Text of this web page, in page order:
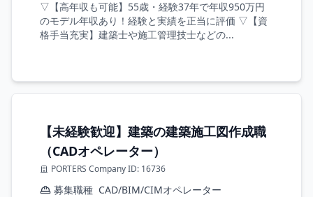
▽【高年収も可能】55歳・経験37年で年収950万円
のモデル年収あり！経験と実績を正当に評価 ▽【資
格手当充実】建築士や施工管理技士などの...
【未経験歓迎】建築の建築施工図作成職
（CADオペレーター）
PORTERS Company ID: 16736
募集職種 CAD/BIM/CIMオペレーター